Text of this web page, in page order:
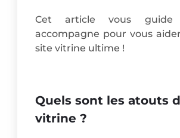
Cet article vous
accompagne pour vous
site vitrine ultime !
Quels sont les atouts
vitrine ?